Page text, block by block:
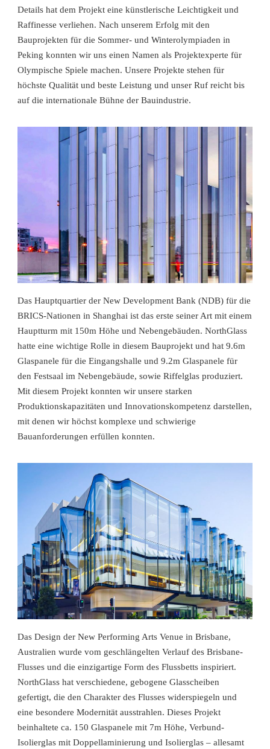
Details hat dem Projekt eine künstlerische Leichtigkeit und
Raffinesse verliehen. Nach unserem Erfolg mit den
Bauprojekten für die Sommer- und Winterolympiaden in
Peking konnten wir uns einen Namen als Projektexperte für
Olympische Spiele machen. Unsere Projekte stehen für
höchste Qualität und beste Leistung und unser Ruf reicht bis
auf die internationale Bühne der Bauindustrie.
Das Hauptquartier der New Development Bank (NDB) für die
BRICS-Nationen in Shanghai ist das erste seiner Art mit einem
Hauptturm mit 150m Höhe und Nebengebäuden. NorthGlass
hatte eine wichtige Rolle in diesem Bauprojekt und hat 9.6m
Glaspanele für die Eingangshalle und 9.2m Glaspanele für
den Festsaal im Nebengebäude, sowie Riffelglas produziert.
Mit diesem Projekt konnten wir unsere starken
Produktionskapazitäten und Innovationskompetenz darstellen,
mit denen wir höchst komplexe und schwierige
Bauanforderungen erfüllen konnten.
Das Design der New Performing Arts Venue in Brisbane,
Australien wurde vom geschlängelten Verlauf des Brisbane-
Flusses und die einzigartige Form des Flussbetts inspiriert.
NorthGlass hat verschiedene, gebogene Glasscheiben
gefertigt, die den Charakter des Flusses widerspiegeln und
eine besondere Modernität ausstrahlen. Dieses Projekt
beinhaltete ca. 150 Glaspanele mit 7m Höhe, Verbund-
Isolierglas mit Doppellaminierung und Isolierglas – allesamt